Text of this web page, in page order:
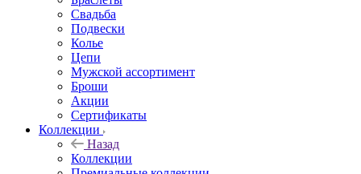
Свадьба
Подвески
Колье
Цепи
Мужской ассортимент
Броши
Акции
Сертификаты
Коллекции
Назад
Коллекции